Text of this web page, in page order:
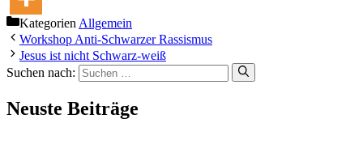
KategorienAllgemein
Workshop Anti-Schwarzer Rassismus
Jesus ist nicht Schwarz-weiß
Suchen nach:
Neuste Beiträge